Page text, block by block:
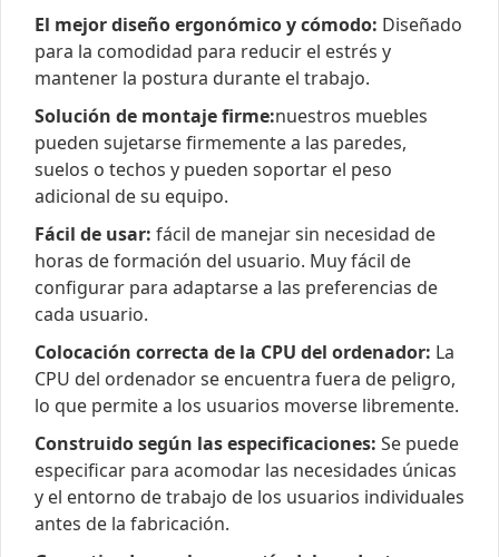
El mejor diseño ergonómico y cómodo: Diseñado
para la comodidad para reducir el estrés y
mantener la postura durante el trabajo.
Solución de montaje firme:nuestros muebles
pueden sujetarse firmemente a las paredes,
suelos o techos y pueden soportar el peso
adicional de su equipo.
Fácil de usar: fácil de manejar sin necesidad de
horas de formación del usuario. Muy fácil de
configurar para adaptarse a las preferencias de
cada usuario.
Colocación correcta de la CPU del ordenador: La
CPU del ordenador se encuentra fuera de peligro,
lo que permite a los usuarios moverse libremente.
Construido según las especificaciones: Se puede
especificar para acomodar las necesidades únicas
y el entorno de trabajo de los usuarios individuales
antes de la fabricación.